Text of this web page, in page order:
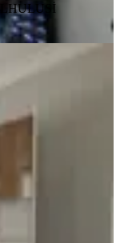
HULUSİ
Kapalı